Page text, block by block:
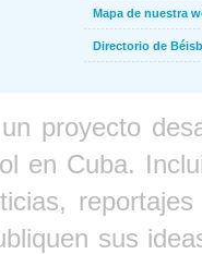
Mapa de nuestra
Directorio de
proyecto
en Cuba.
sus